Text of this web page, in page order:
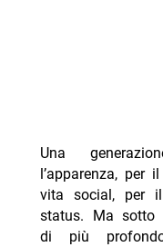
Una
l’apparenza,
vita social, per
status. Ma sotto
di più